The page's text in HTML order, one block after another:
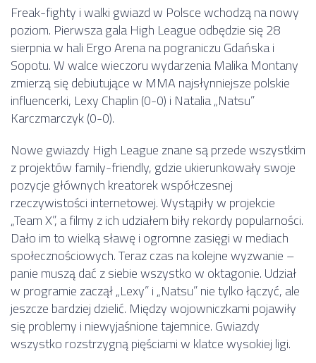
Freak-fighty i walki gwiazd w Polsce wchodzą na nowy
poziom. Pierwsza gala High League odbędzie się 28
sierpnia w hali Ergo Arena na pograniczu Gdańska i
Sopotu. W walce wieczoru wydarzenia Malika Montany
zmierzą się debiutujące w MMA najsłynniejsze polskie
influencerki, Lexy Chaplin (0-0) i Natalia „Natsu”
Karczmarczyk (0-0).
Nowe gwiazdy High League znane są przede wszystkim
z projektów family-friendly, gdzie ukierunkowały swoje
pozycje głównych kreatorek współczesnej
rzeczywistości internetowej. Wystąpiły w projekcie
„Team X”, a filmy z ich udziałem biły rekordy popularności.
Dało im to wielką sławę i ogromne zasięgi w mediach
społecznościowych. Teraz czas na kolejne wyzwanie –
panie muszą dać z siebie wszystko w oktagonie. Udział
w programie zaczął „Lexy” i „Natsu” nie tylko łączyć, ale
jeszcze bardziej dzielić. Między wojowniczkami pojawiły
się problemy i niewyjaśnione tajemnice. Gwiazdy
wszystko rozstrzygną pięściami w klatce wysokiej ligi.